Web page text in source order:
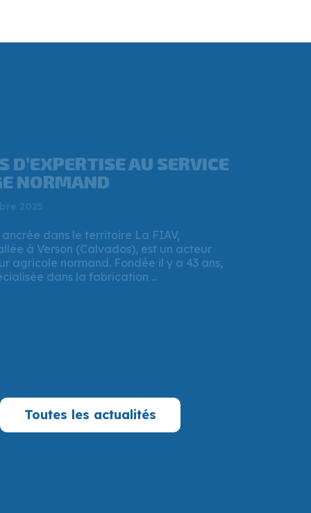
MÉRAND, CE
REPRIS UNE
Normandie a validé un important
de l’entreprise FIAV, implantée
Un prêt à taux zéro de 337 500 € a été ...
Toutes les actualités